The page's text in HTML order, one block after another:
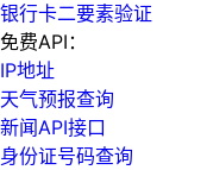
银行卡二要素验证
免费API：
IP地址
天气预报查询
新闻API接口
身份证号码查询